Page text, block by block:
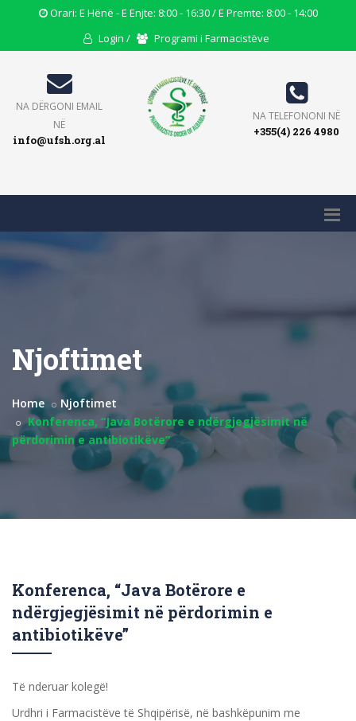
Opening
Orari: E Hënë - E Enjte: 8:00 - 16:30 / E Premte: 8:00 - 14:00
User
Login /
Users
Programi i Farmacistëve
Email
NA DËRGONI EMAIL
NË
info@ufsh.org.al
Phone
Icon
NA TELEFONONI NË
+355(4) 226 4980
Njoftimet
Home
Njoftimet
Konferenca, “Java Botërore e ndërgjegjësimit në
përdorimin e antibiotikëve”
Konferenca, “Java Botërore e
ndërgjegjësimit në përdorimin e
antibiotikëve”
Të nderuar kolegë!
Urdhri i Farmacistëve të Shqipërisë, në bashkëpunim me